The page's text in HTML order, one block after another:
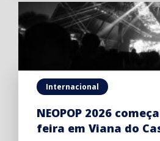
Internacional
NEOPOP 2026
feira em Viana do